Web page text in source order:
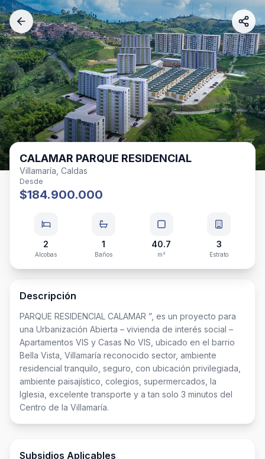
CALAMAR PARQUE RESIDENCIAL
Villamaría, Caldas
Desde
$184.900.000
2
Alcobas
1
Baños
40.7
m²
3
Estrato
Descripción
PARQUE RESIDENCIAL CALAMAR ”, es un proyecto para
una Urbanización Abierta – vivienda de interés social –
Apartamentos VIS y Casas No VIS, ubicado en el barrio
Bella Vista, Villamaría reconocido sector, ambiente
residencial tranquilo, seguro, con ubicación privilegiada,
ambiente paisajístico, colegios, supermercados, la
Iglesia, excelente transporte y a tan solo 3 minutos del
Centro de la Villamaría.
Subsidios Aplicables